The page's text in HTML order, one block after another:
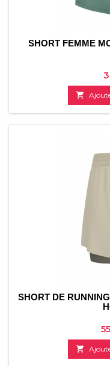
SHORT FEMME

SHORT DE
